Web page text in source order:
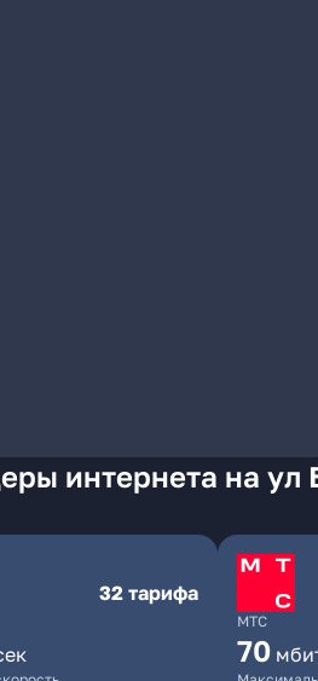
интернета на ул
32 тарифа
МТС
70